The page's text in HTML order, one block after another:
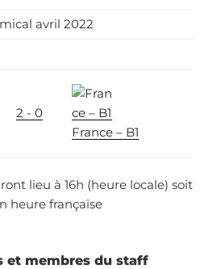
avril 2022
2 - 0
France – B1
lieu à 16h (heure locale) soit
heure française
et membres du staff